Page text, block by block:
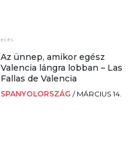
Az ünnep, amikor egész
Valencia lángra lobban – Las
Fallas de Valencia
SPANYOLORSZÁG / MÁRCIUS 14.